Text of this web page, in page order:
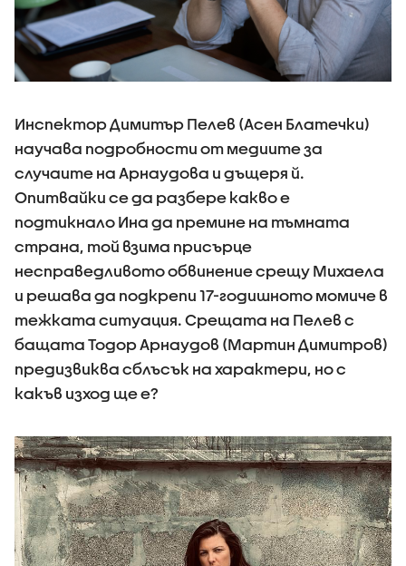
Инспектор Димитър Пелев (Асен Блатечки)
научава подробности от медиите за
случаите на Арнаудова и дъщеря й.
Опитвайки се да разбере какво е
подтикнало Ина да премине на тъмната
страна, той взима присърце
несправедливото обвинение срещу Михаела
и решава да подкрепи 17-годишното момиче в
тежката ситуация. Срещата на Пелев с
бащата Тодор Арнаудов (Мартин Димитров)
предизвиква сблъсък на характери, но с
какъв изход ще е?